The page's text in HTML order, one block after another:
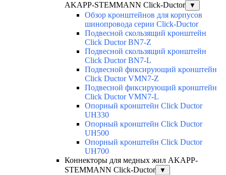
AKAPP-STEMMANN Click-Ductor
▼
Обзор кронштейнов для корпусов
шинопровода серии Click-Ductor
Подвесной скользящий кронштейн
Click Ductor BN7-Z
Подвесной скользящий кронштейн
Click Ductor BN7-L
Подвесной фиксирующий кронштейн
Click Ductor VMN7-Z
Подвесной фиксирующий кронштейн
Click Ductor VMN7-L
Опорный кронштейн Click Ductor
UH330
Опорный кронштейн Click Ductor
UH500
Опорный кронштейн Click Ductor
UH700
Коннекторы для медных жил AKAPP-
STEMMANN Click-Ductor
▼